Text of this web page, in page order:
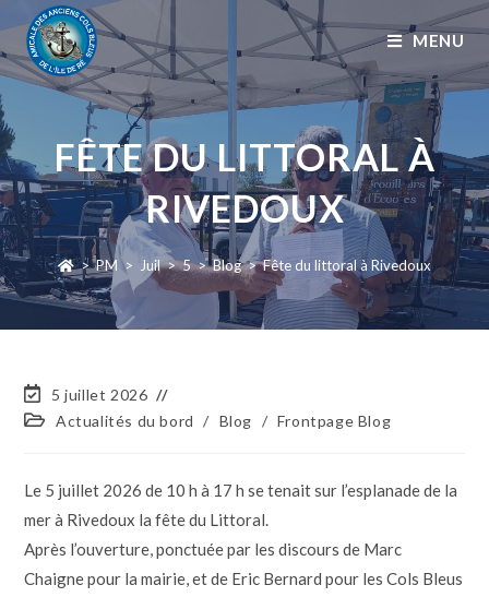
MENU
FÊTE DU LITTORAL À
RIVEDOUX
> PM > Juil > 5 > Blog > Fête du littoral à Rivedoux
5 juillet 2026
Actualités du bord
/ Blog / Frontpage Blog
Le 5 juillet 2026 de 10 h à 17 h se tenait sur l’esplanade de la
mer à Rivedoux la fête du Littoral.
Après l’ouverture, ponctuée par les discours de Marc
Chaigne pour la mairie, et de Eric Bernard pour les Cols Bleus